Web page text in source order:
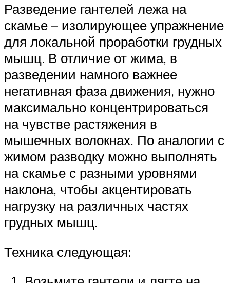
Разведение гантелей лежа на
скамье – изолирующее упражнение
для локальной проработки грудных
мышц. В отличие от жима, в
разведении намного важнее
негативная фаза движения, нужно
максимально концентрироваться
на чувстве растяжения в
мышечных волокнах. По аналогии с
жимом разводку можно выполнять
на скамье с разными уровнями
наклона, чтобы акцентировать
нагрузку на различных частях
грудных мышц.
Техника следующая: